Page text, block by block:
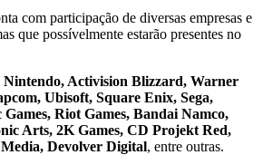
com participação de diversas empresas e
que possívelmente estarão presentes no
Nintendo, Activision Blizzard, Warner
Ubisoft, Square Enix, Sega,
Games, Riot Games, Bandai Namco,
Arts, 2K Games, CD Projekt Red,
Devolver Digital, entre outras.